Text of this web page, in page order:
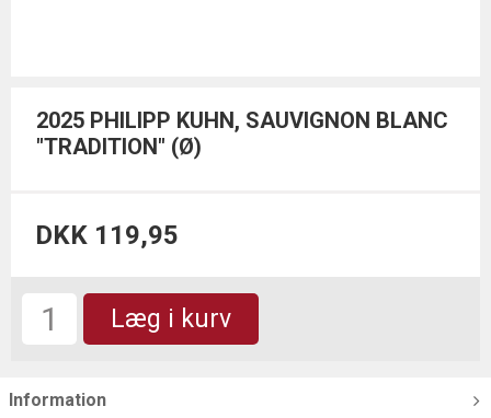
2025 PHILIPP KUHN, SAUVIGNON BLANC
"TRADITION" (Ø)
DKK 119,95
Læg i kurv
Information